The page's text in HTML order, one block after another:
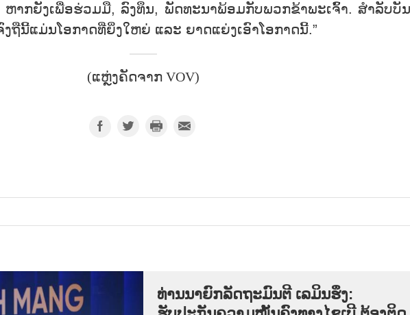
າກ​ຍັງ​ເພື່ອ​ຮ່ວມ​ມື, ລົງ​ທຶນ, ພັດ​ທະ​ນາ​ພ້ອມ​ກັບ​ພວກ​ຂ້າ​ພະ​ເຈົ້າ. ສຳ​ລັບ​ບັ
ຖື​ນີ້​ແມ່ນ​ໂອ​ກາດ​ທີ່​ຍິ່ງ​ໃຫຍ່ ແລະ ຍາດ​ແຍ່ງ​ເອົາໂອ​ກາດ​ນີ້.”
(ແຫຼ່ງຄັດຈາກ VOV)
ທ່ານນາຍົກລັດຖະມົນຕີ ເລມິນຮຶງ: